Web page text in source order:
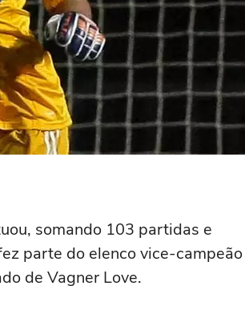
somando 103 partidas e
parte do elenco vice-campeão
de Vagner Love.